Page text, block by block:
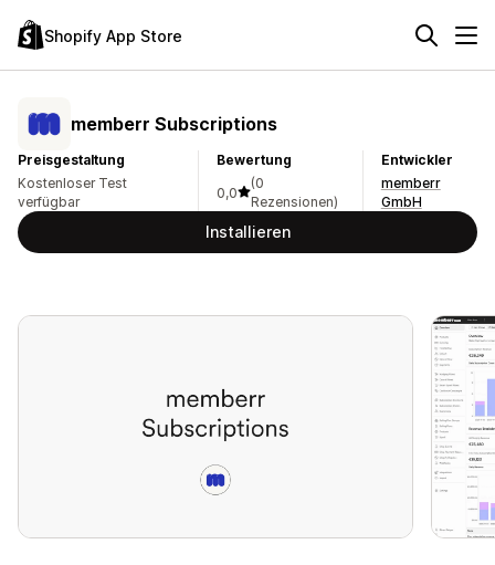
Shopify App Store
memberr Subscriptions
Preisgestaltung
Kostenloser Test
verfügbar
Bewertung
0,0
(0
Rezensionen)
Entwickler
memberr
GmbH
Installieren